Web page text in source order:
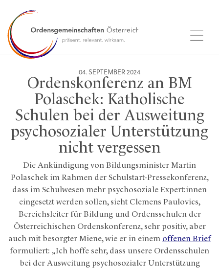
04. SEPTEMBER 2024
Ordenskonferenz an BM
Polaschek: Katholische
Schulen bei der Ausweitung
psychosozialer Unterstützung
nicht vergessen
Die Ankündigung von Bildungsminister Martin
Polaschek im Rahmen der Schulstart-Pressekonferenz,
dass im Schulwesen mehr psychosoziale Expert:innen
eingesetzt werden sollen, sieht Clemens Paulovics,
Bereichsleiter für Bildung und Ordensschulen der
Österreichischen Ordenskonferenz, sehr positiv, aber
auch mit besorgter Miene, wie er in einem offenen Brief
formuliert: „Ich hoffe sehr, dass unsere Ordensschulen
bei der Ausweitung psychosozialer Unterstützung